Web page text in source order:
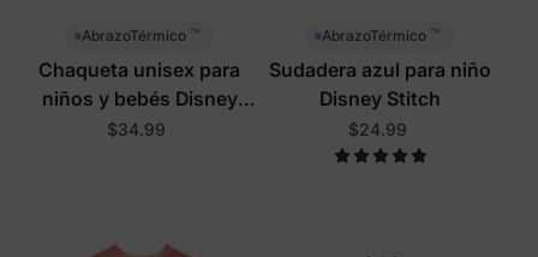
AbrazoTérmico ™
Chaqueta unisex para
niños y bebés Disney
Mickey and Friends azul
$34.99
AbrazoTérmico ™
Sudadera azul para niño
Disney Stitch
$24.99